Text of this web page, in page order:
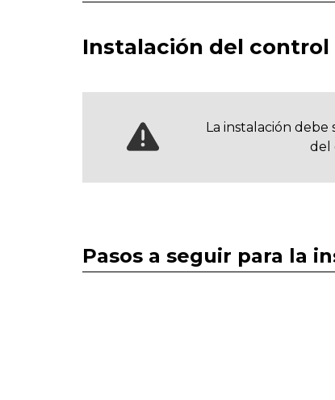
Instalación del
La instalación
del
Pasos a seguir para la